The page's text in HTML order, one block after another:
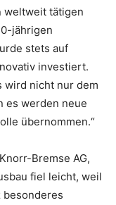
weltweit tätigen
jährigen
stets auf
investiert.
wird nicht nur dem
es werden neue
übernommen.“
Bremse AG,
fiel leicht, weil
besonderes